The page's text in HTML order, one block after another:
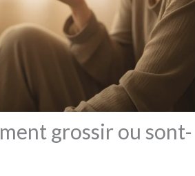
grossir ou sont-